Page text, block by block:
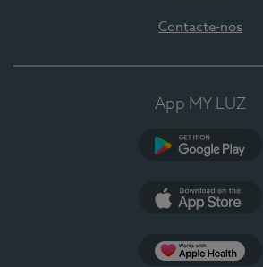
Contacte-nos
App MY LUZ